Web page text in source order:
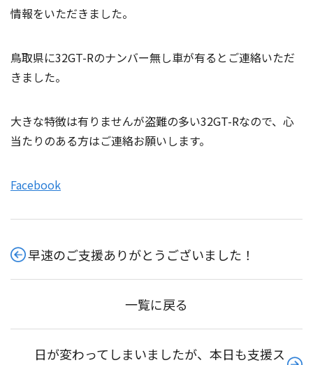
情報をいただきました。
鳥取県に32GT-Rのナンバー無し車が有るとご連絡いただ
きました。
大きな特徴は有りませんが盗難の多い32GT-Rなので、心
当たりのある方はご連絡お願いします。
Facebook
早速のご支援ありがとうございました！
一覧に戻る
日が変わってしまいましたが、本日も支援ス